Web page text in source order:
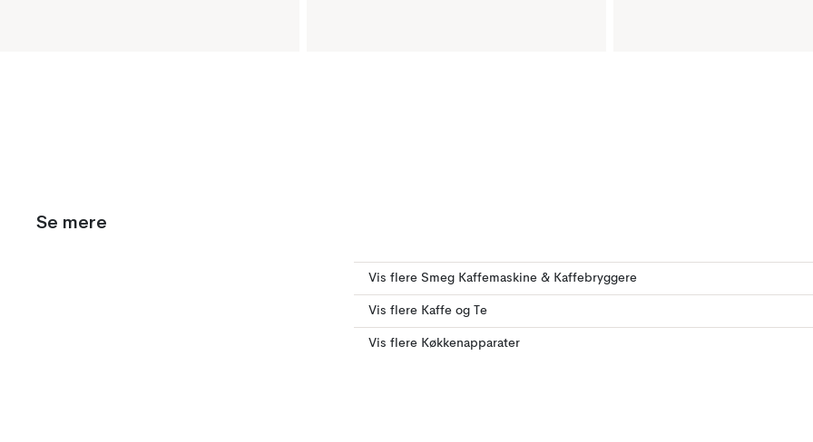
Se mere
Vis flere Smeg Kaffemaskine & Kaffebryggere
Vis flere Kaffe og Te
Vis flere Køkkenapparater